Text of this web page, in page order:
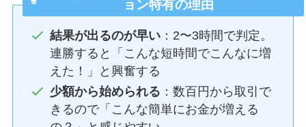
ョン特有の理由
結果が出るのが早い：2〜3時間で判定。
連勝すると「こんな短時間でこんなに増
えた！」と興奮する
少額から始められる ：数百円から取引で
きるので「こんな簡単にお金が増える